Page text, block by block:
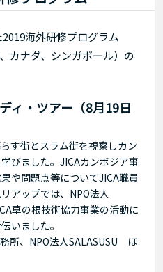
海外研修プログラム
カナダ、シンガポール）の
ィ・ツアー（8月19日
す街とスラム街を視察しカン
びました。JICAカンボジア事
や問題点等についてJICA職員
アップでは、NPO法人
草の根技術協力事業の活動に
いました。
所、NPO法人SALASUSU ほ